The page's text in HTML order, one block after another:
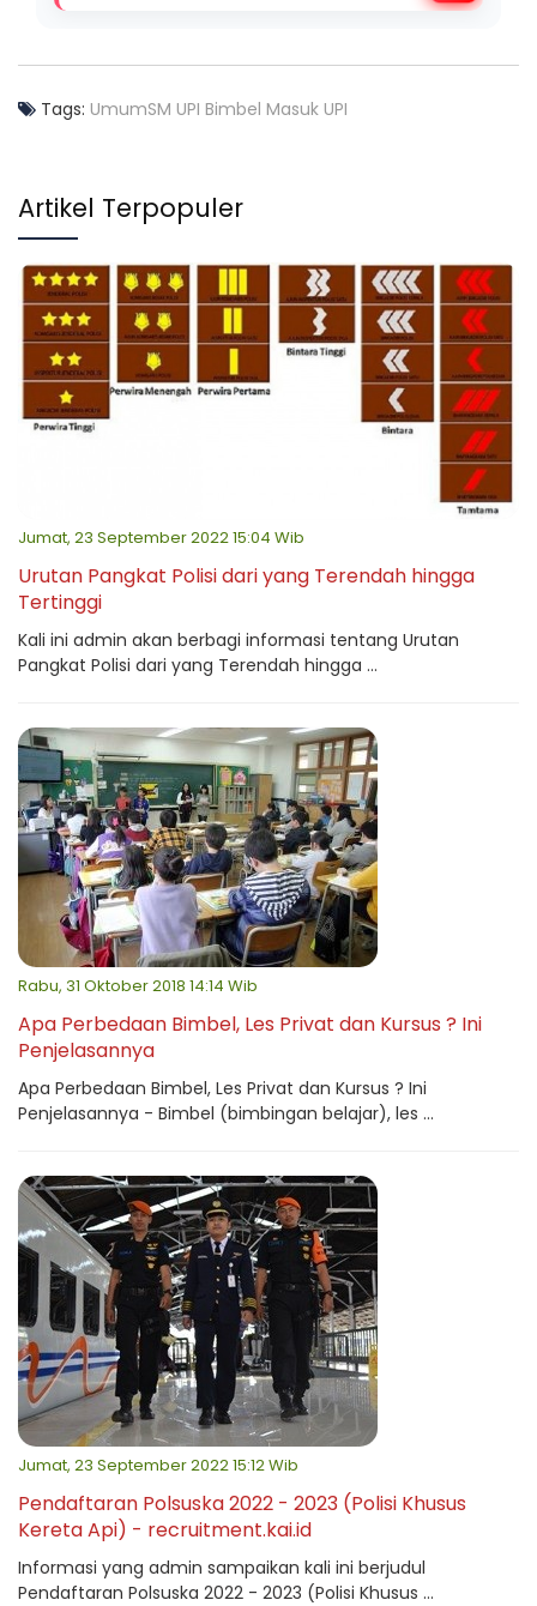
Tags: UmumSM UPI Bimbel Masuk UPI
Artikel Terpopuler
Jumat, 23 September 2022 15:04 Wib
Urutan Pangkat Polisi dari yang Terendah hingga
Tertinggi
Kali ini admin akan berbagi informasi tentang Urutan
Pangkat Polisi dari yang Terendah hingga ...
Rabu, 31 Oktober 2018 14:14 Wib
Apa Perbedaan Bimbel, Les Privat dan Kursus ? Ini
Penjelasannya
Apa Perbedaan Bimbel, Les Privat dan Kursus ? Ini
Penjelasannya - Bimbel (bimbingan belajar), les ...
Jumat, 23 September 2022 15:12 Wib
Pendaftaran Polsuska 2022 - 2023 (Polisi Khusus
Kereta Api) - recruitment.kai.id
Informasi yang admin sampaikan kali ini berjudul
Pendaftaran Polsuska 2022 - 2023 (Polisi Khusus ...